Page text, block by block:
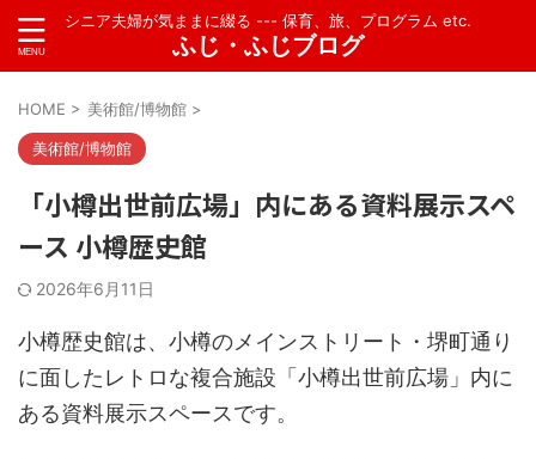
シニア夫婦が気ままに綴る --- 保育、旅、プログラム etc.
ふじ・ふじブログ
HOME > 美術館/博物館 >
美術館/博物館
「小樽出世前広場」内にある資料展示スペ
ース 小樽歴史館
2026年6月11日
小樽歴史館は、小樽のメインストリート・堺町通り
に面したレトロな複合施設「小樽出世前広場」内に
ある資料展示スペースです。